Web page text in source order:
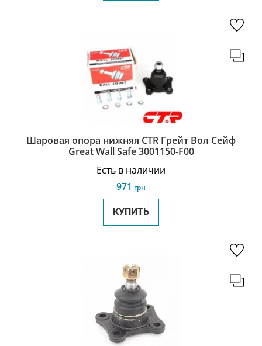
Шаровая опора нижняя CTR Грейт Вол Сейф
Great Wall Safe 3001150-F00
Есть в наличии
971 грн
КУПИТЬ